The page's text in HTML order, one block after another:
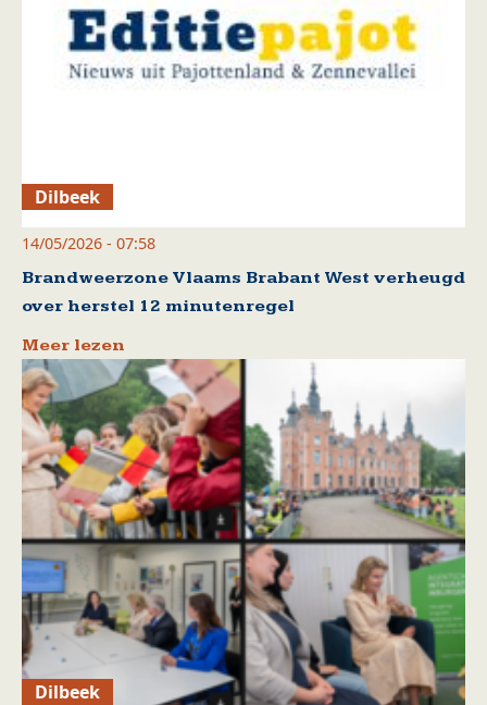
Dilbeek
14/05/2026 - 07:58
Brandweerzone Vlaams Brabant West verheugd
over herstel 12 minutenregel
Meer lezen
Dilbeek